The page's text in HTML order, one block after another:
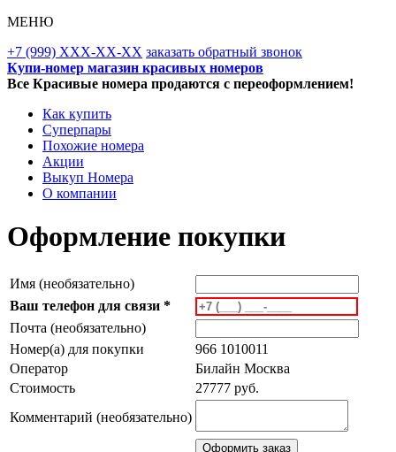
МЕНЮ
+7 (999) XXX-XX-XX заказать обратный звонок
Купи-номер магазин красивых номеров
Все Красивые номера продаются с переоформлением!
Как купить
Суперпары
Похожие номера
Акции
Выкуп Номера
О компании
Оформление покупки
Имя (необязательно)
Ваш телефон для связи *
Почта (необязательно)
Номер(а) для покупки
966 1010011
Оператор
Билайн Москва
Стоимость
27777 руб.
Комментарий (необязательно)